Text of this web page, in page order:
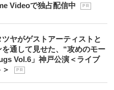
Videoで独占配信中
P R
ツヤがゲストアーティストと
を通して見せた、“攻めのモー
Vol.6」神戸公演＜ライブ
P R